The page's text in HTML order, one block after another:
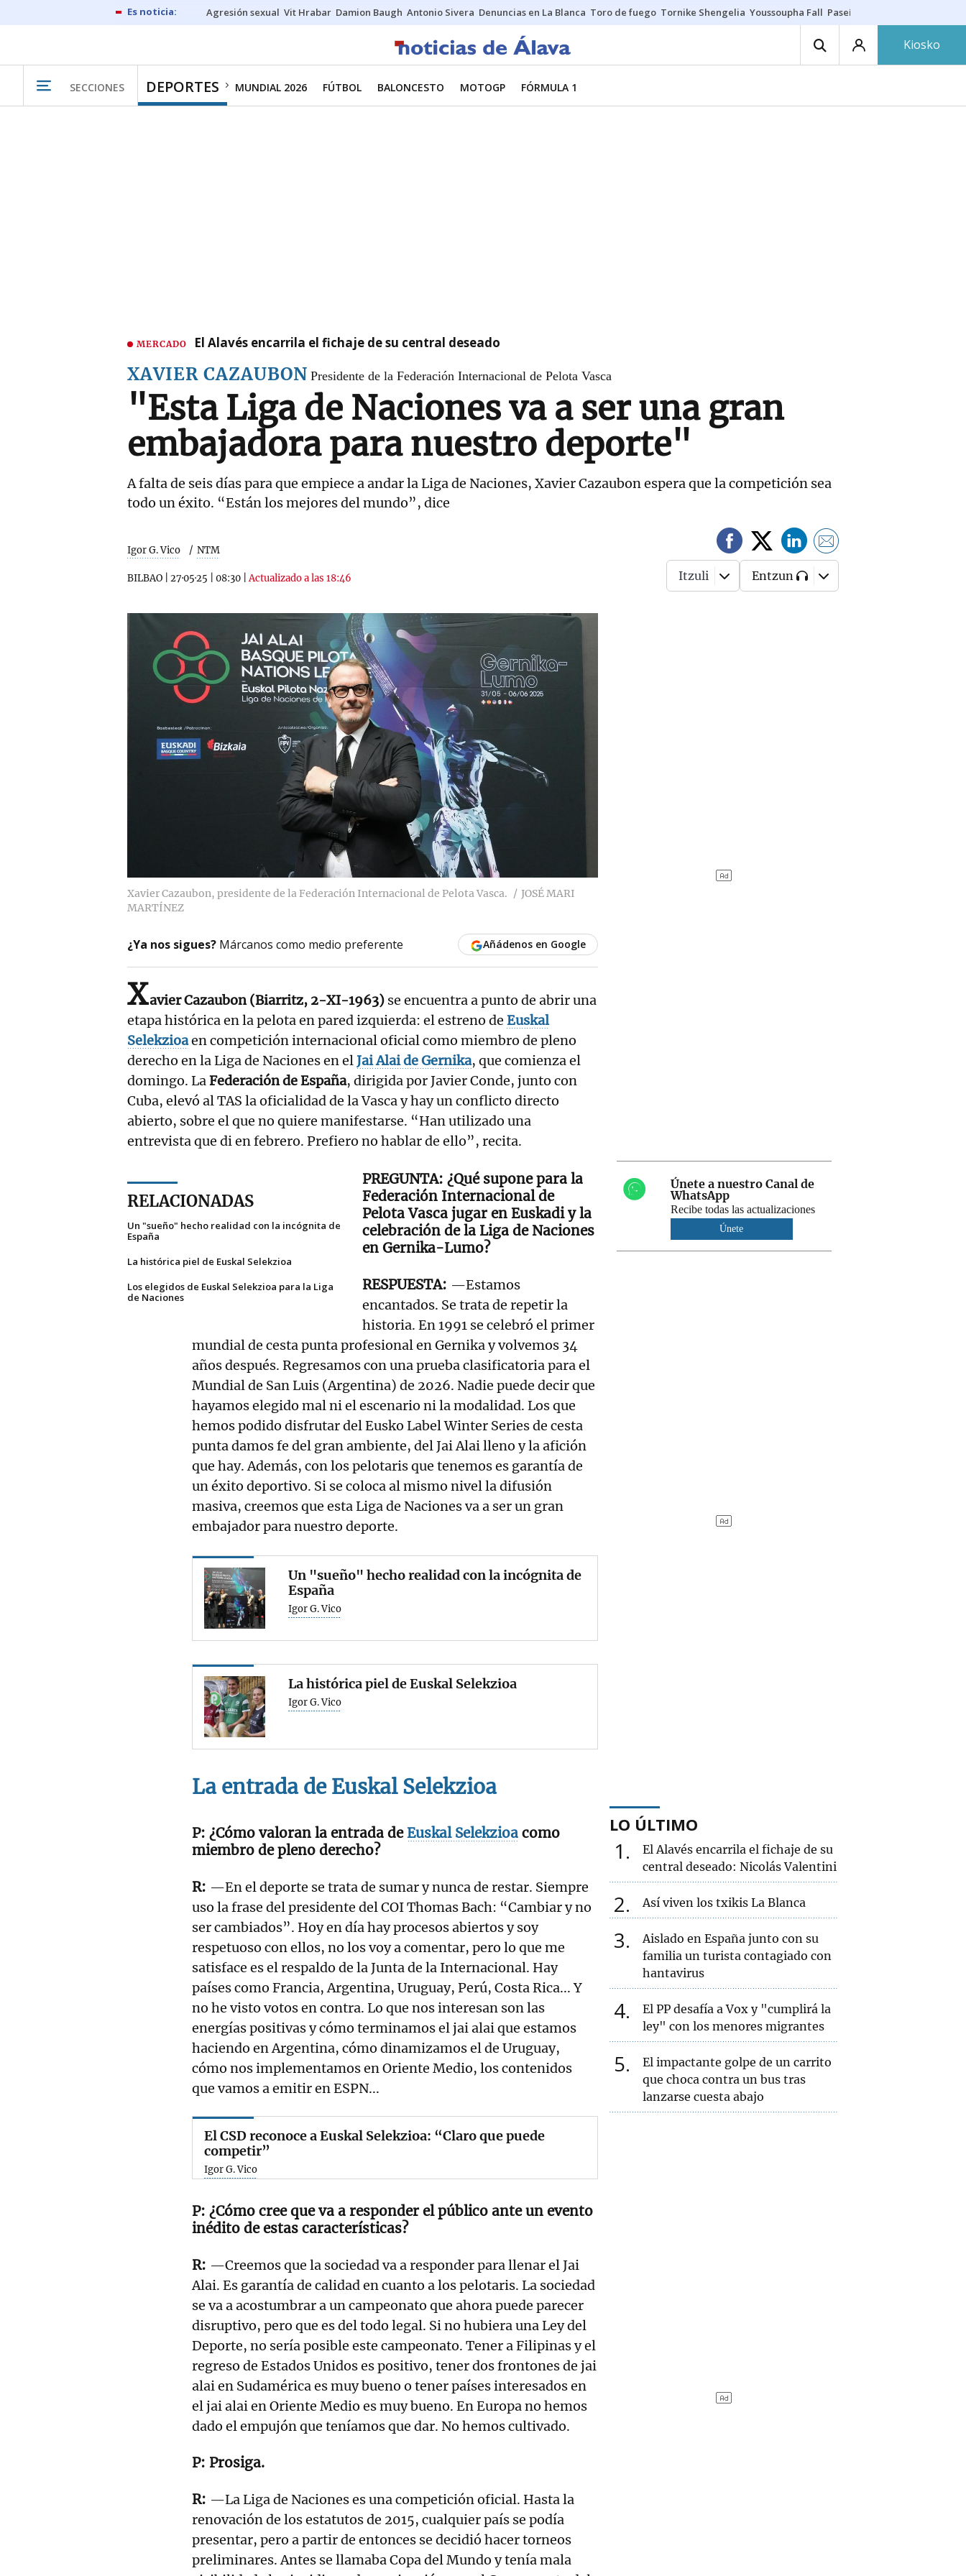
Agresión sexual Vit Hrabar Damion Baugh Antonio Sivera Denuncias en La Blanca Toro de fuego Tornike Shengelia Youssoupha Fall Paseíllo único
Kiosko
SECCIONES DEPORTES MUNDIAL 2026 FÚTBOL BALONCESTO MOTOGP FÓRMULA 1
MERCADO El Alavés encarrila el fichaje de su central deseado
XAVIER CAZAUBON Presidente de la Federación Internacional de Pelota Vasca
"Esta Liga de Naciones va a ser una gran
embajadora para nuestro deporte"
A falta de seis días para que empiece a andar la Liga de Naciones, Xavier Cazaubon espera que la competición sea
todo un éxito. “Están los mejores del mundo”, dice
Igor G. Vico NTM
BILBAO 27·05·25 08:30 |Actualizado a las 18:46 Itzuli Entzun
Xavier Cazaubon, presidente de la Federación Internacional de Pelota Vasca.
JOSÉ MARI
MARTÍNEZ
¿Ya nos sigues? Márcanos como medio preferente Añádenos en Google
Xavier Cazaubon (Biarritz, 2-XI-1963) se encuentra a punto de abrir una
etapa histórica en la pelota en pared izquierda: el estreno de Euskal
Selekzioaen competición internacional oficial como miembro de pleno
derecho en la Liga de Naciones en elJai Alai de Gernika, que comienza el
domingo. LaFederación de España, dirigida por Javier Conde, junto con
Cuba, elevó al TAS la oficialidad de la Vasca y hay un conflicto directo
abierto, sobre el que no quiere manifestarse. “Han utilizado una
entrevista que di en febrero. Prefiero no hablar de ello”, recita.
RELACIONADAS
Un "sueño" hecho realidad con la incógnita de
España
La histórica piel de Euskal Selekzioa
Los elegidos de Euskal Selekzioa para la Liga
de Naciones
¿Qué supone para la
Federación Internacional de
Pelota Vasca jugar en Euskadi y la
celebración de la Liga de Naciones
en Gernika-Lumo?
—Estamos
encantados. Se trata de repetir la
historia. En 1991 se celebró el primer
mundial de cesta punta profesional en Gernika y volvemos 34
años después. Regresamos con una prueba clasificatoria para el
Mundial de San Luis (Argentina) de 2026. Nadie puede decir que
hayamos elegido mal ni el escenario ni la modalidad. Los que
hemos podido disfrutar del Eusko Label Winter Series de cesta
punta damos fe del gran ambiente, del Jai Alai lleno y la afición
que hay. Además, con los pelotaris que tenemos es garantía de
un éxito deportivo. Si se coloca al mismo nivel la difusión
masiva, creemos que esta Liga de Naciones va a ser un gran
embajador para nuestro deporte.
Un "sueño" hecho realidad con la incógnita de
España
Igor G. Vico
La histórica piel de Euskal Selekzioa
Igor G. Vico
La entrada deEuskal Selekzioa
¿Cómo valoran la entrada deEuskal Selekzioa como
miembro de pleno derecho?
—En el deporte se trata de sumar y nunca de restar. Siempre
uso la frase del presidente del COI Thomas Bach: “Cambiar y no
ser cambiados”. Hoy en día hay procesos abiertos y soy
respetuoso con ellos, no los voy a comentar, pero lo que me
satisface es el respaldo de la Junta de la Internacional. Hay
países como Francia, Argentina, Uruguay, Perú, Costa Rica... Y
no he visto votos en contra. Lo que nos interesan son las
energías positivas y cómo terminamos el jai alai que estamos
haciendo en Argentina, cómo dinamizamos el de Uruguay,
cómo nos implementamos en Oriente Medio, los contenidos
que vamos a emitir en ESPN...
El CSD reconoce a Euskal Selekzioa: “Claro que puede
competir”
Igor G. Vico
¿Cómo cree que va a responder el público ante un evento
inédito de estas características?
—Creemos que la sociedad va a responder para llenar el Jai
Alai. Es garantía de calidad en cuanto a los pelotaris. La sociedad
se va a acostumbrar a un campeonato que ahora puede parecer
disruptivo, pero que es del todo legal. Si no hubiera una Ley del
Deporte, no sería posible este campeonato. Tener a Filipinas y el
regreso de Estados Unidos es positivo, tener dos frontones de jai
alai en Sudamérica es muy bueno o tener países interesados en
el jai alai en Oriente Medio es muy bueno. En Europa no hemos
dado el empujón que teníamos que dar. No hemos cultivado.
Prosiga.
—La Liga de Naciones es una competición oficial. Hasta la
renovación de los estatutos de 2015, cualquier país se podía
presentar, pero a partir de entonces se decidió hacer torneos
preliminares. Antes se llamaba Copa del Mundo y tenía mala
Únete a nuestro Canal de
WhatsApp
Recibe todas las actualizaciones
Únete
LO ÚLTIMO
1
El Alavés encarrila el fichaje de su
central deseado: Nicolás Valentini
2 Así viven los txikis La Blanca
3
Aislado en España junto con su
familia un turista contagiado con
hantavirus
4
El PP desafía a Vox y "cumplirá la
ley" con los menores migrantes
5
El impactante golpe de un carrito
que choca contra un bus tras
lanzarse cuesta abajo